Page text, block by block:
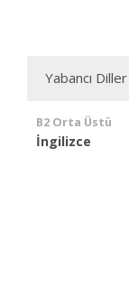
Yabancı Diller
B2 Orta Üstü
İngilizce